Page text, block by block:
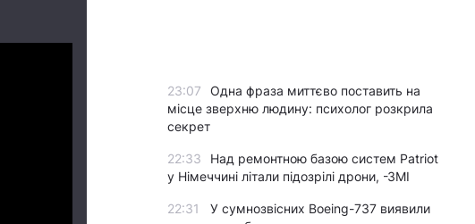
23:07
Одна фраза миттєво поставить на
місце зверхню людину: психолог розкрила
секрет
22:33
Над ремонтною базою систем Patriot
у Німеччині літали підозрілі дрони, -ЗМІ
22:31
У сумнозвісних Boeing-737 виявили